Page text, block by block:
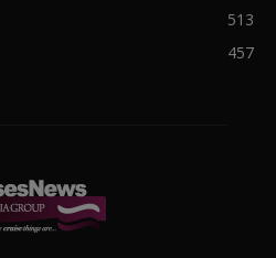
513
457